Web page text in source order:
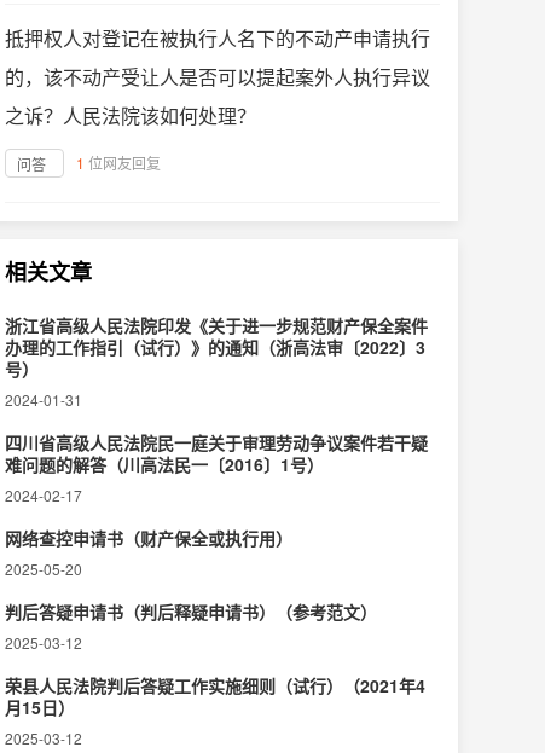
抵押权人对登记在被执行人名下的不动产申请执行
的，该不动产受让人是否可以提起案外人执行异议
之诉？人民法院该如何处理？
问答 1 位网友回复
相关文章
浙江省高级人民法院印发《关于进一步规范财产保全案件
办理的工作指引（试行）》的通知（浙高法审〔2022〕3
号）
2024-01-31
四川省高级人民法院民一庭关于审理劳动争议案件若干疑
难问题的解答（川高法民一〔2016〕1号）
2024-02-17
网络查控申请书（财产保全或执行用）
2025-05-20
判后答疑申请书（判后释疑申请书）（参考范文）
2025-03-12
荣县人民法院判后答疑工作实施细则（试行）（2021年4
月15日）
2025-03-12